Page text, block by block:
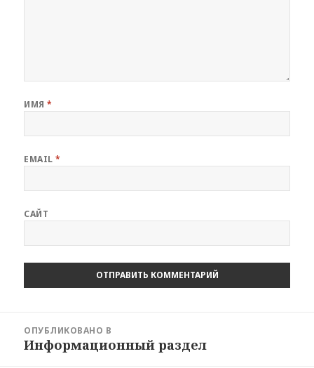
ИМЯ*
EMAIL*
САЙТ
записям
ОПУБЛИКОВАНО В
Информационный раздел